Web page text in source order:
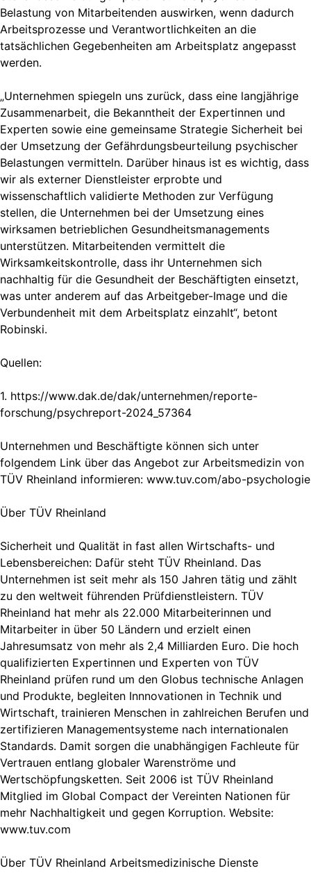
Belastung von Mitarbeitenden auswirken, wenn dadurch
Arbeitsprozesse und Verantwortlichkeiten an die
tatsächlichen Gegebenheiten am Arbeitsplatz angepasst
werden.
„Unternehmen spiegeln uns zurück, dass eine langjährige
Zusammenarbeit, die Bekanntheit der Expertinnen und
Experten sowie eine gemeinsame Strategie Sicherheit bei
der Umsetzung der Gefährdungsbeurteilung psychischer
Belastungen vermitteln. Darüber hinaus ist es wichtig, dass
wir als externer Dienstleister erprobte und
wissenschaftlich validierte Methoden zur Verfügung
stellen, die Unternehmen bei der Umsetzung eines
wirksamen betrieblichen Gesundheitsmanagements
unterstützen. Mitarbeitenden vermittelt die
Wirksamkeitskontrolle, dass ihr Unternehmen sich
nachhaltig für die Gesundheit der Beschäftigten einsetzt,
was unter anderem auf das Arbeitgeber-Image und die
Verbundenheit mit dem Arbeitsplatz einzahlt“, betont
Robinski.
Quellen:
1. https://www.dak.de/dak/unternehmen/reporte-
forschung/psychreport-2024_57364
Unternehmen und Beschäftigte können sich unter
folgendem Link über das Angebot zur Arbeitsmedizin von
TÜV Rheinland informieren: www.tuv.com/abo-psychologie
Über TÜV Rheinland
Sicherheit und Qualität in fast allen Wirtschafts- und
Lebensbereichen: Dafür steht TÜV Rheinland. Das
Unternehmen ist seit mehr als 150 Jahren tätig und zählt
zu den weltweit führenden Prüfdienstleistern. TÜV
Rheinland hat mehr als 22.000 Mitarbeiterinnen und
Mitarbeiter in über 50 Ländern und erzielt einen
Jahresumsatz von mehr als 2,4 Milliarden Euro. Die hoch
qualifizierten Expertinnen und Experten von TÜV
Rheinland prüfen rund um den Globus technische Anlagen
und Produkte, begleiten Innnovationen in Technik und
Wirtschaft, trainieren Menschen in zahlreichen Berufen und
zertifizieren Managementsysteme nach internationalen
Standards. Damit sorgen die unabhängigen Fachleute für
Vertrauen entlang globaler Warenströme und
Wertschöpfungsketten. Seit 2006 ist TÜV Rheinland
Mitglied im Global Compact der Vereinten Nationen für
mehr Nachhaltigkeit und gegen Korruption. Website:
www.tuv.com
Über TÜV Rheinland Arbeitsmedizinische Dienste